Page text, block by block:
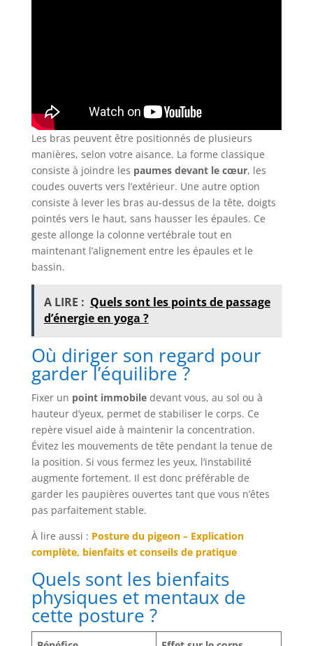
Les bras peuvent être positionnés de plusieurs
manières, selon votre aisance. La forme classique
consiste à joindre les paumes devant le cœur, les
coudes ouverts vers l’extérieur. Une autre option
consiste à lever les bras au-dessus de la tête, doigts
pointés vers le haut, sans hausser les épaules. Ce
geste allonge la colonne vertébrale tout en
maintenant l’alignement entre les épaules et le
bassin.
A LIRE : Quels sont les points de passage
d’énergie en yoga ?
Où diriger son regard pour
garder l’équilibre ?
Fixer un point immobiledevant vous, au sol ou à
hauteur d’yeux, permet de stabiliser le corps. Ce
repère visuel aide à maintenir la concentration.
Évitez les mouvements de tête pendant la tenue de
la position. Si vous fermez les yeux, l’instabilité
augmente fortement. Il est donc préférable de
garder les paupières ouvertes tant que vous n’êtes
pas parfaitement stable.
À lire aussi : Posture du pigeon – Explication
complète, bienfaits et conseils de pratique
Quels sont les bienfaits
physiques et mentaux de
cette posture ?